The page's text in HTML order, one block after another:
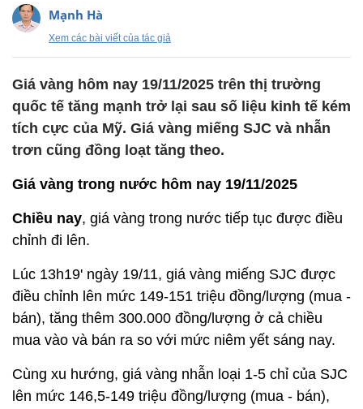
Mạnh Hà
Xem các bài viết của tác giả
Giá vàng hôm nay 19/11/2025 trên thị trường
quốc tế tăng mạnh trở lại sau số liệu kinh tế kém
tích cực của Mỹ. Giá vàng miếng SJC và nhẫn
trơn cũng đồng loạt tăng theo.
Giá vàng trong nước hôm nay 19/11/2025
Chiều nay, giá vàng trong nước tiếp tục được điều
chỉnh đi lên.
Lúc 13h19' ngày 19/11, giá vàng miếng SJC được
điều chỉnh lên mức 149-151 triệu đồng/lượng (mua -
bán), tăng thêm 300.000 đồng/lượng ở cả chiều
mua vào và bán ra so với mức niêm yết sáng nay.
Cùng xu hướng, giá vàng nhẫn loại 1-5 chỉ của SJC
lên mức 146,5-149 triệu đồng/lượng (mua - bán),